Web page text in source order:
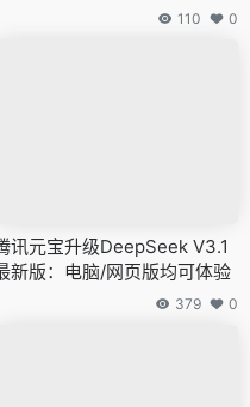
110 0
讯元宝升级DeepSeek V3.1
新版：电脑/网页版均可体验
379 0